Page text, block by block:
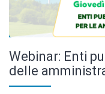
Webinar: Enti
delle